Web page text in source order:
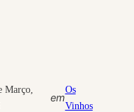
Março,
em
Os
Vinhos